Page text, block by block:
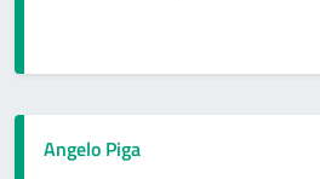
Angelo Piga